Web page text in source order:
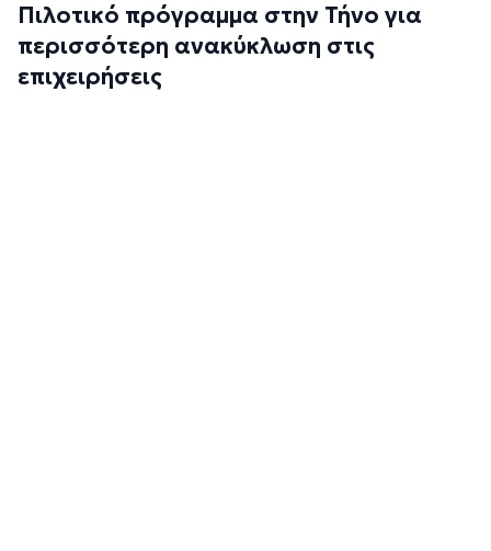
Πιλοτικό πρόγραμμα στην Τήνο για
περισσότερη ανακύκλωση στις
επιχειρήσεις